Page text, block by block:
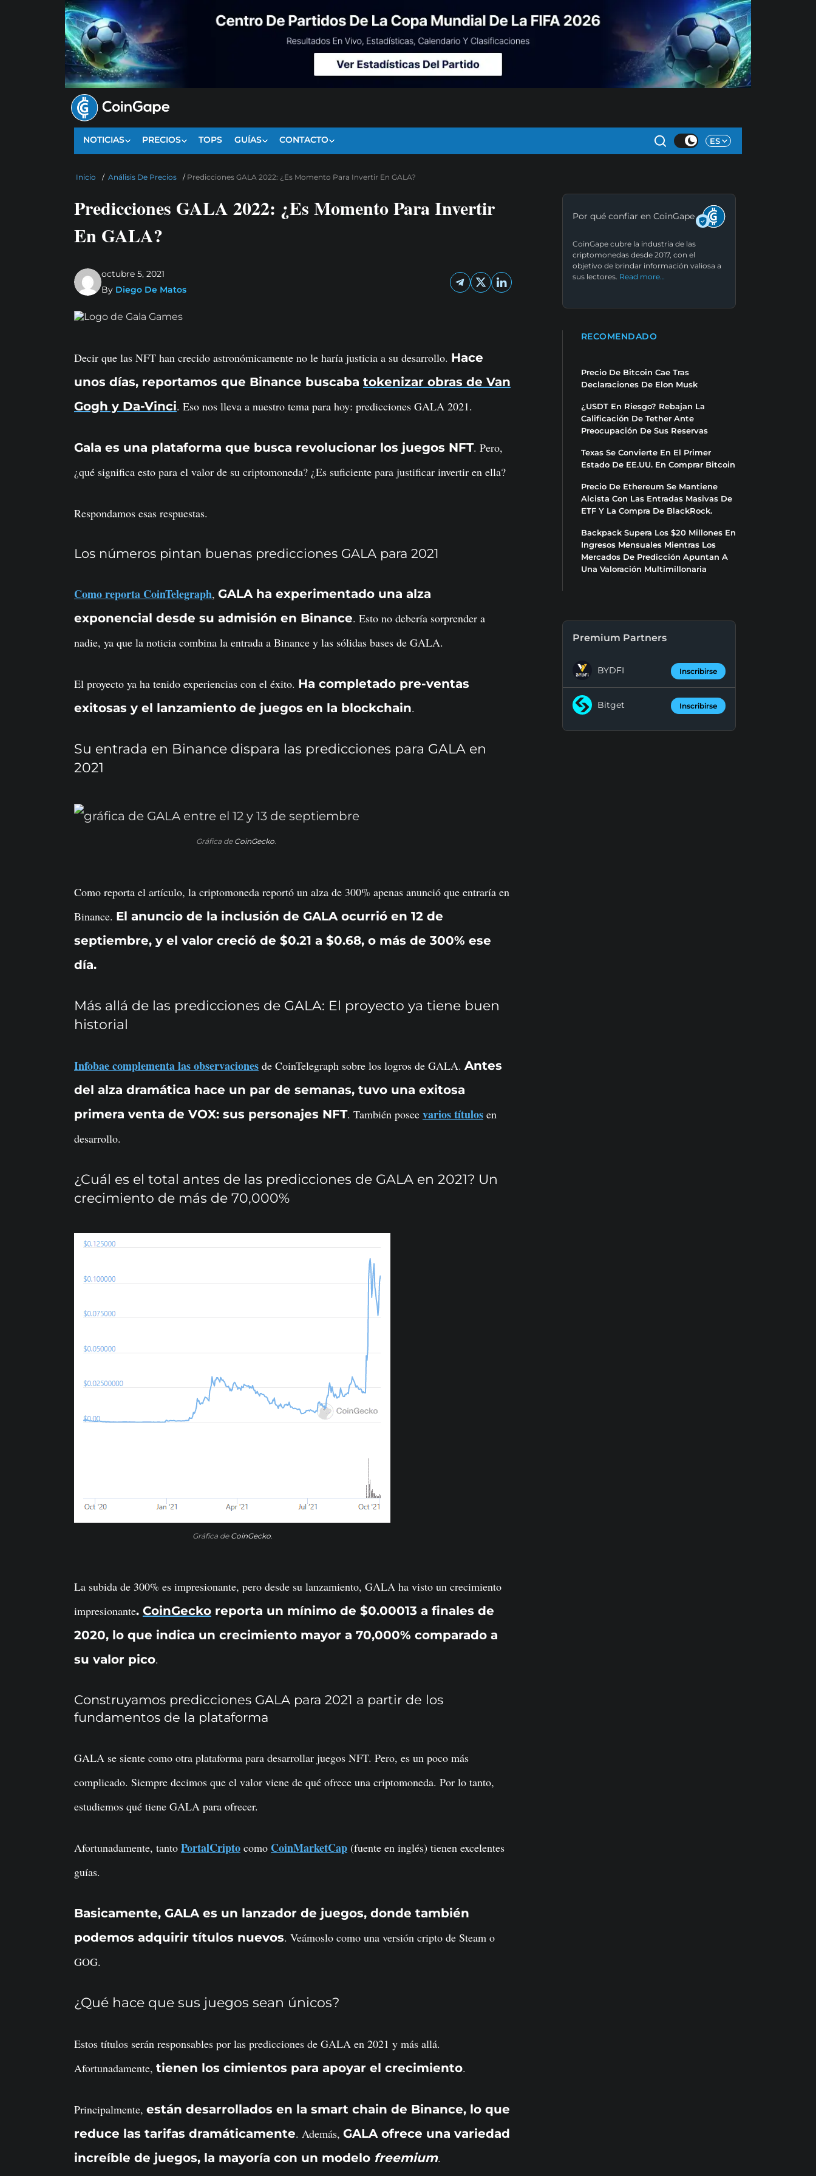
NOTICIAS PRECIOS TOPS GUÍAS CONTACTO ES
Inicio / Análisis De Precios / Predicciones GALA 2022: ¿Es Momento Para Invertir En GALA?
Predicciones GALA 2022: ¿Es Momento Para Invertir
En GALA?
octubre 5, 2021
By Diego De Matos
Decir que las NFT han crecido astronómicamente no le haría justicia a su desarrollo. Hace
unos días, reportamos que Binance buscaba tokenizar obras de Van
Gogh y Da-Vinci. Eso nos lleva a nuestro tema para hoy: predicciones GALA 2021.
Gala es una plataforma que busca revolucionar los juegos NFT. Pero,
¿qué significa esto para el valor de su criptomoneda? ¿Es suficiente para justificar invertir en ella?
Respondamos esas respuestas.
Los números pintan buenas predicciones GALA para 2021
Como reporta CoinTelegraph, GALA ha experimentado una alza
exponencial desde su admisión en Binance. Esto no debería sorprender a
nadie, ya que la noticia combina la entrada a Binance y las sólidas bases de GALA.
El proyecto ya ha tenido experiencias con el éxito. Ha completado pre-ventas
exitosas y el lanzamiento de juegos en la blockchain.
Su entrada en Binance dispara las predicciones para GALA en
2021
Gráfica de CoinGecko.
Como reporta el artículo, la criptomoneda reportó un alza de 300% apenas anunció que entraría en
Binance. El anuncio de la inclusión de GALA ocurrió en 12 de
septiembre, y el valor creció de $0.21 a $0.68, o más de 300% ese
día.
Más allá de las predicciones de GALA: El proyecto ya tiene buen
historial
Infobae complementa las observaciones de CoinTelegraph sobre los logros de GALA. Antes
del alza dramática hace un par de semanas, tuvo una exitosa
primera venta de VOX: sus personajes NFT. También posee varios títulos en
desarrollo.
¿Cuál es el total antes de las predicciones de GALA en 2021? Un
crecimiento de más de 70,000%
Gráfica de CoinGecko.
La subida de 300% es impresionante, pero desde su lanzamiento, GALA ha visto un crecimiento
impresionante. CoinGecko reporta un mínimo de $0.00013 a finales de
2020, lo que indica un crecimiento mayor a 70,000% comparado a
su valor pico.
Construyamos predicciones GALA para 2021 a partir de los
fundamentos de la plataforma
GALA se siente como otra plataforma para desarrollar juegos NFT. Pero, es un poco más
complicado. Siempre decimos que el valor viene de qué ofrece una criptomoneda. Por lo tanto,
estudiemos qué tiene GALA para ofrecer.
Afortunadamente, tanto PortalCripto como CoinMarketCap (fuente en inglés) tienen excelentes
guías.
Basicamente, GALA es un lanzador de juegos, donde también
podemos adquirir títulos nuevos. Veámoslo como una versión cripto de Steam o
GOG.
¿Qué hace que sus juegos sean únicos?
Estos títulos serán responsables por las predicciones de GALA en 2021 y más allá.
Afortunadamente, tienen los cimientos para apoyar el crecimiento.
Principalmente, están desarrollados en la smart chain de Binance, lo que
reduce las tarifas dramáticamente. Además, GALA ofrece una variedad
increíble de juegos, la mayoría con un modelo freemium.
Por qué confiar en CoinGape
CoinGape cubre la industria de las
criptomonedas desde 2017, con el
objetivo de brindar información valiosa a
sus lectores. Read more…
RECOMENDADO
Precio De Bitcoin Cae Tras
Declaraciones De Elon Musk
¿USDT En Riesgo? Rebajan La
Calificación De Tether Ante
Preocupación De Sus Reservas
Texas Se Convierte En El Primer
Estado De EE.UU. En Comprar Bitcoin
Precio De Ethereum Se Mantiene
Alcista Con Las Entradas Masivas De
ETF Y La Compra De BlackRock.
Backpack Supera Los $20 Millones En
Ingresos Mensuales Mientras Los
Mercados De Predicción Apuntan A
Una Valoración Multimillonaria
Premium Partners
BYDFI Inscribirse
Bitget Inscribirse